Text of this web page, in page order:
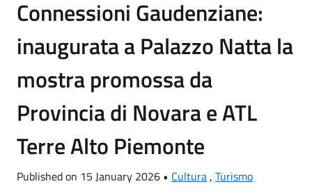
Connessioni Gaudenziane:
inaugurata a Palazzo Natta la
mostra promossa da
Provincia di Novara e ATL
Terre Alto Piemonte
Published on 15 January 2026 • Cultura, Turismo